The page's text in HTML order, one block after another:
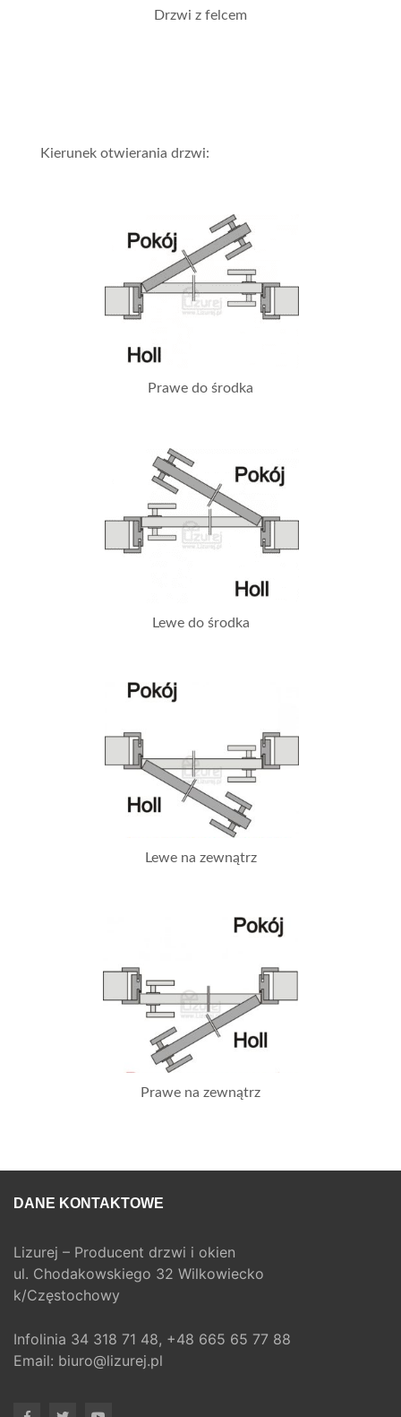
Drzwi z felcem
Kierunek otwierania drzwi:
Prawe do środka
Lewe do środka
Lewe na zewnątrz
Prawe na zewnątrz
DANE KONTAKTOWE
Lizurej – Producent drzwi i okien
ul. Chodakowskiego 32 Wilkowiecko
k/Częstochowy
Infolinia 34 318 71 48, +48 665 65 77 88
Email: biuro@lizurej.pl